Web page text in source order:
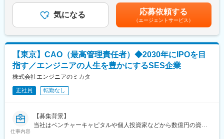
・レコードブック直営店及びFC店の業績管理
・レコードブック直営店及びFC店の人員管理
・レコードブック直営店及びFC店の業務管理
■(株)レコードブックについて
グループの中で最も大きな売上高・利益を占める中核会社です。
年間の新規出店数は安定的に10店舗以上で推移しており、ご利用
者数は21,000人を超えています。2025/3期売上高は前期比
+1.5%、営業利益は同+31.0%と新規出店のほか、既存店舗の稼働
率向上効果もあって、堅調に業容拡大中です。
■インターネットインフィニティグループについて
「健康な未来」を経営理念(コーポレートスローガン)に掲げ、各事
業部門・グループ会社を通じて介護関連事業を中心としたヘルス
給(月額)は固定手当を含めた表記です。
気になる 応募依頼する
（エージェントサービス）
【東京】CAO（最高管理責任者）◆2030年にIPOを目
指す／エンジニアの人生を豊かにするSES企業
株式会社エンジニアのミカタ
正社員 転勤なし
仕事内容
【募集背景】
当社はベンチャーキャピタルや個人投資家などから数億円の資金